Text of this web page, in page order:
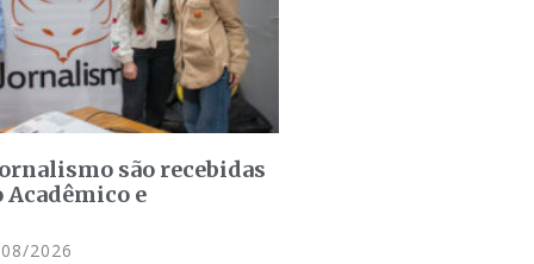
são recebidas
e
2026